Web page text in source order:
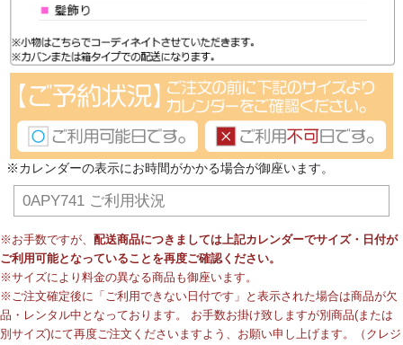
※カレンダーの表示にお時間がかかる場合が御座います。
0APY741 ご利用状況
※お手数ですが、 配送商品につきましては上記カレンダーでサイズ・日付が
ご利用可能となっていることを再度ご確認ください。
※サイズにより料金の異なる商品も御座います。
※ご注文確定後に「ご利用できない日付です」と表示された場合は商品が欠
品・レンタル中となっております。 お手数お掛け致しますが別商品(または
別サイズ)にて再度ご注文くださいますよう、お願い申し上げます。（クレジ